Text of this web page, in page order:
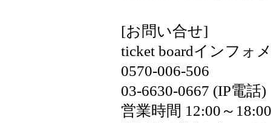
[お問い合せ]
ticket boardインフォ
0570-006-506
03-6630-0667 (IP電話)
営業時間 12:00～